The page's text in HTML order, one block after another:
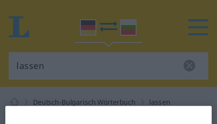
Deutsch-Bulgarisch Wörterbuch lassen